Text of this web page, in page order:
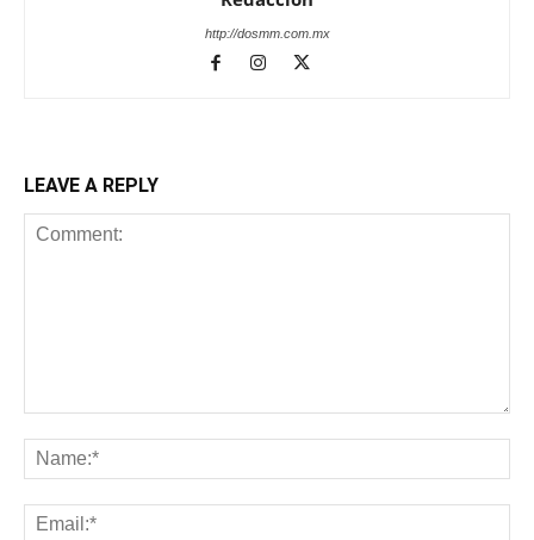
http://dosmm.com.mx
LEAVE A REPLY